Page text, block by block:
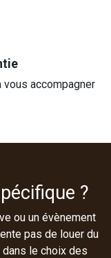
accompagner
?
ou un évènement
pas de louer du
le choix des